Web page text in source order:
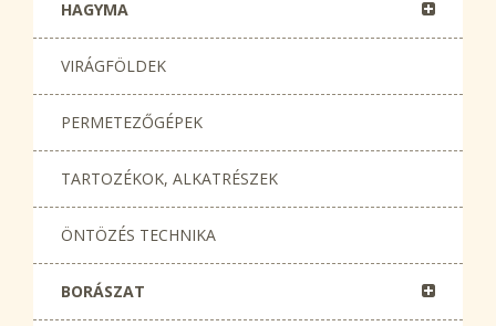
HAGYMA
VIRÁGFÖLDEK
PERMETEZŐGÉPEK
TARTOZÉKOK, ALKATRÉSZEK
ÖNTÖZÉS TECHNIKA
BORÁSZAT